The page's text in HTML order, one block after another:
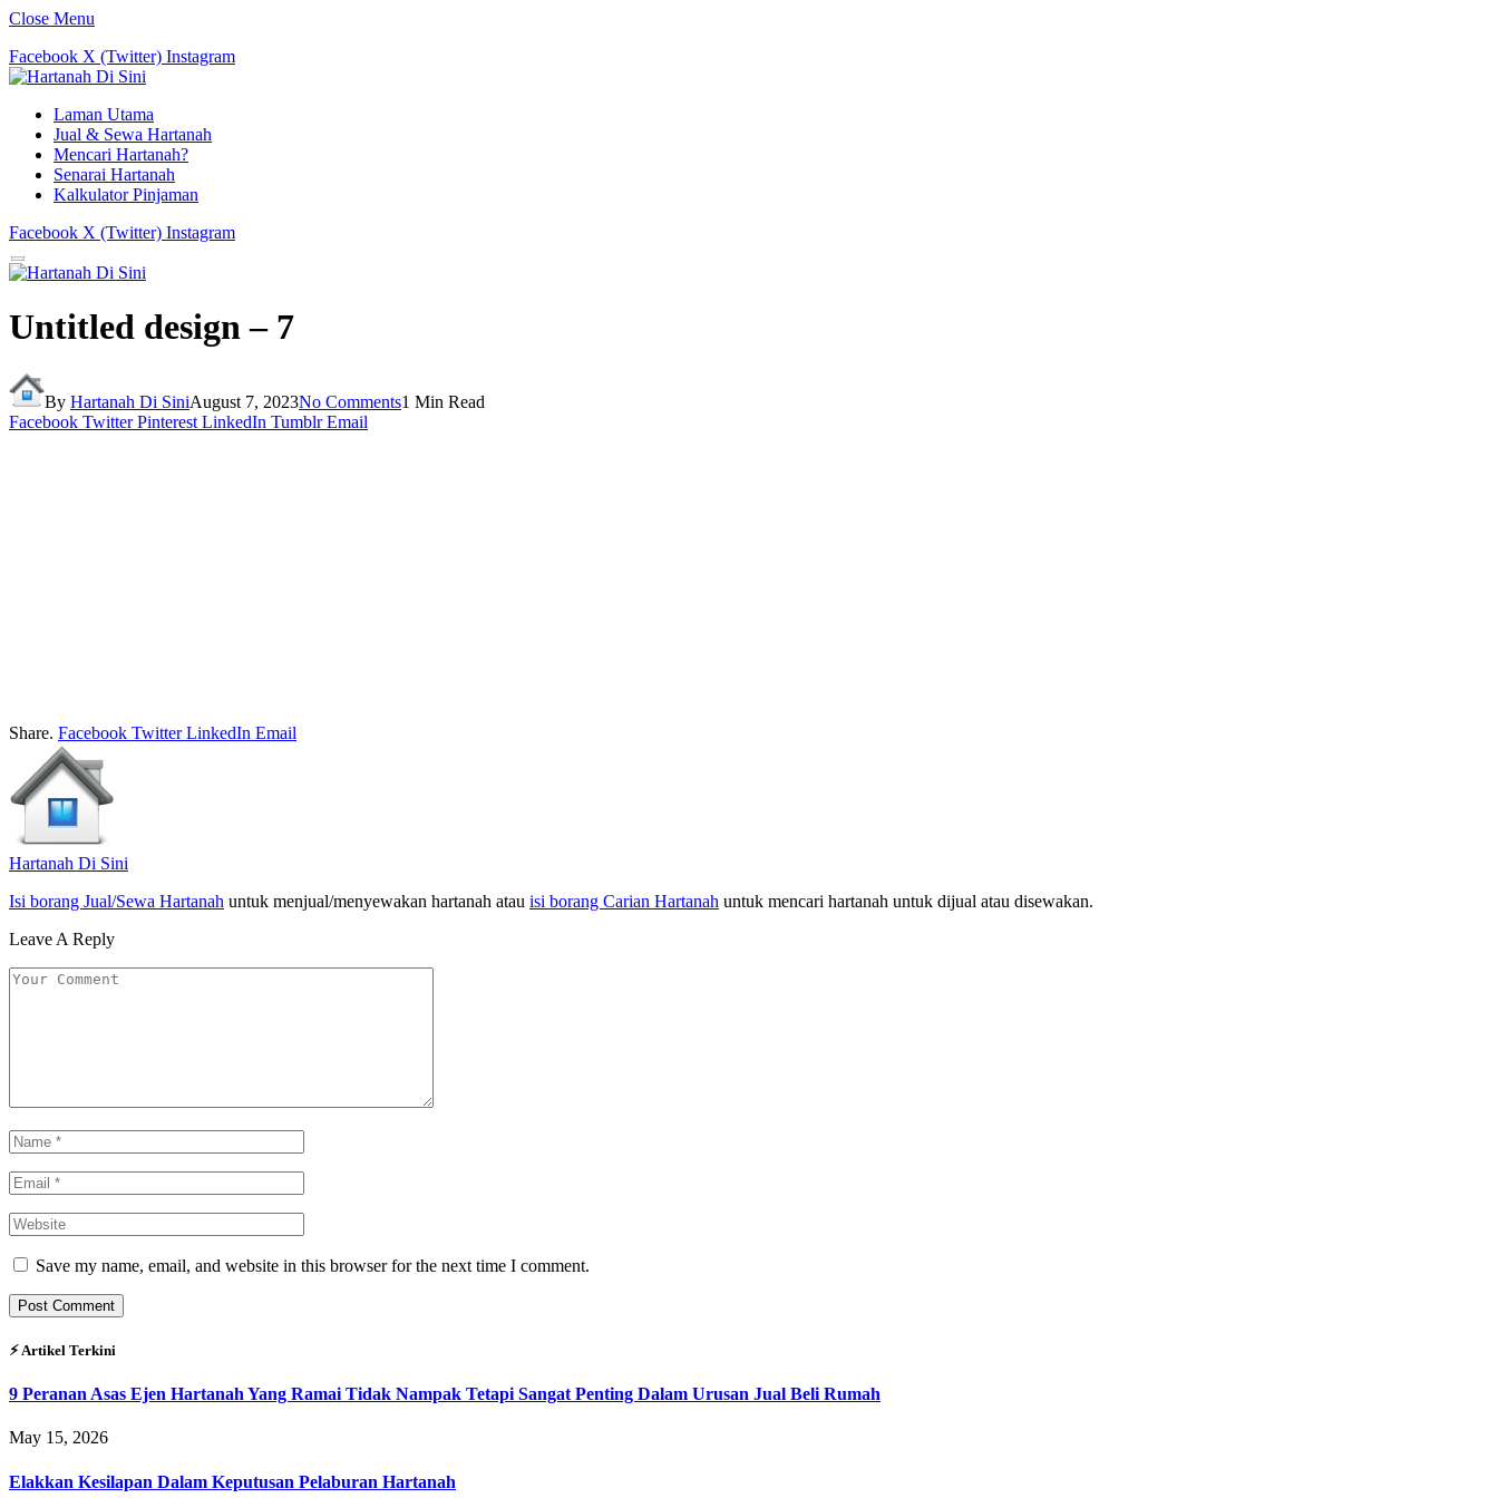
Close Menu
Facebook X (Twitter) Instagram
Laman Utama
Jual & Sewa Hartanah
Mencari Hartanah?
Senarai Hartanah
Kalkulator Pinjaman
Facebook X (Twitter) Instagram
Untitled design – 7
By Hartanah Di SiniAugust 7, 2023No Comments1 Min Read
Facebook Twitter Pinterest LinkedIn Tumblr Email
Share. Facebook Twitter LinkedIn Email
Hartanah Di Sini
Isi borang Jual/Sewa Hartanah untuk menjual/menyewakan hartanah atau isi borang Carian Hartanah untuk mencari hartanah untuk dijual atau disewakan.
Leave A Reply
Save my name, email, and website in this browser for the next time I comment.
⚡︎ Artikel Terkini
9 Peranan Asas Ejen Hartanah Yang Ramai Tidak Nampak Tetapi Sangat Penting Dalam Urusan Jual Beli Rumah
May 15, 2026
Elakkan Kesilapan Dalam Keputusan Pelaburan Hartanah